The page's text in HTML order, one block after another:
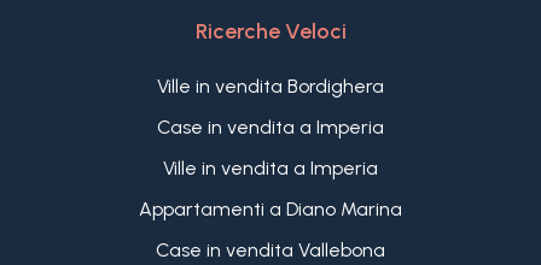
Ricerche Veloci
Ville in vendita Bordighera
Case in vendita a Imperia
Ville in vendita a Imperia
Appartamenti a Diano Marina
Case in vendita Vallebona